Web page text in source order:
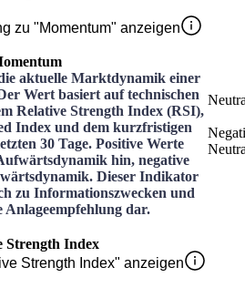
zu "Momentum" anzeigen
aktuelle Marktdynamik einer
Wert basiert auf technischen
Relative Strength Index (RSI),
Index und dem kurzfristigen
30 Tage. Positive Werte
hin, negative
Dieser Indikator
zu Informationszwecken und
Anlageempfehlung dar.
Strength Index
Strength Index" anzeigen